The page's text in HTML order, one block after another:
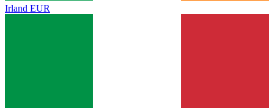
Irland EUR